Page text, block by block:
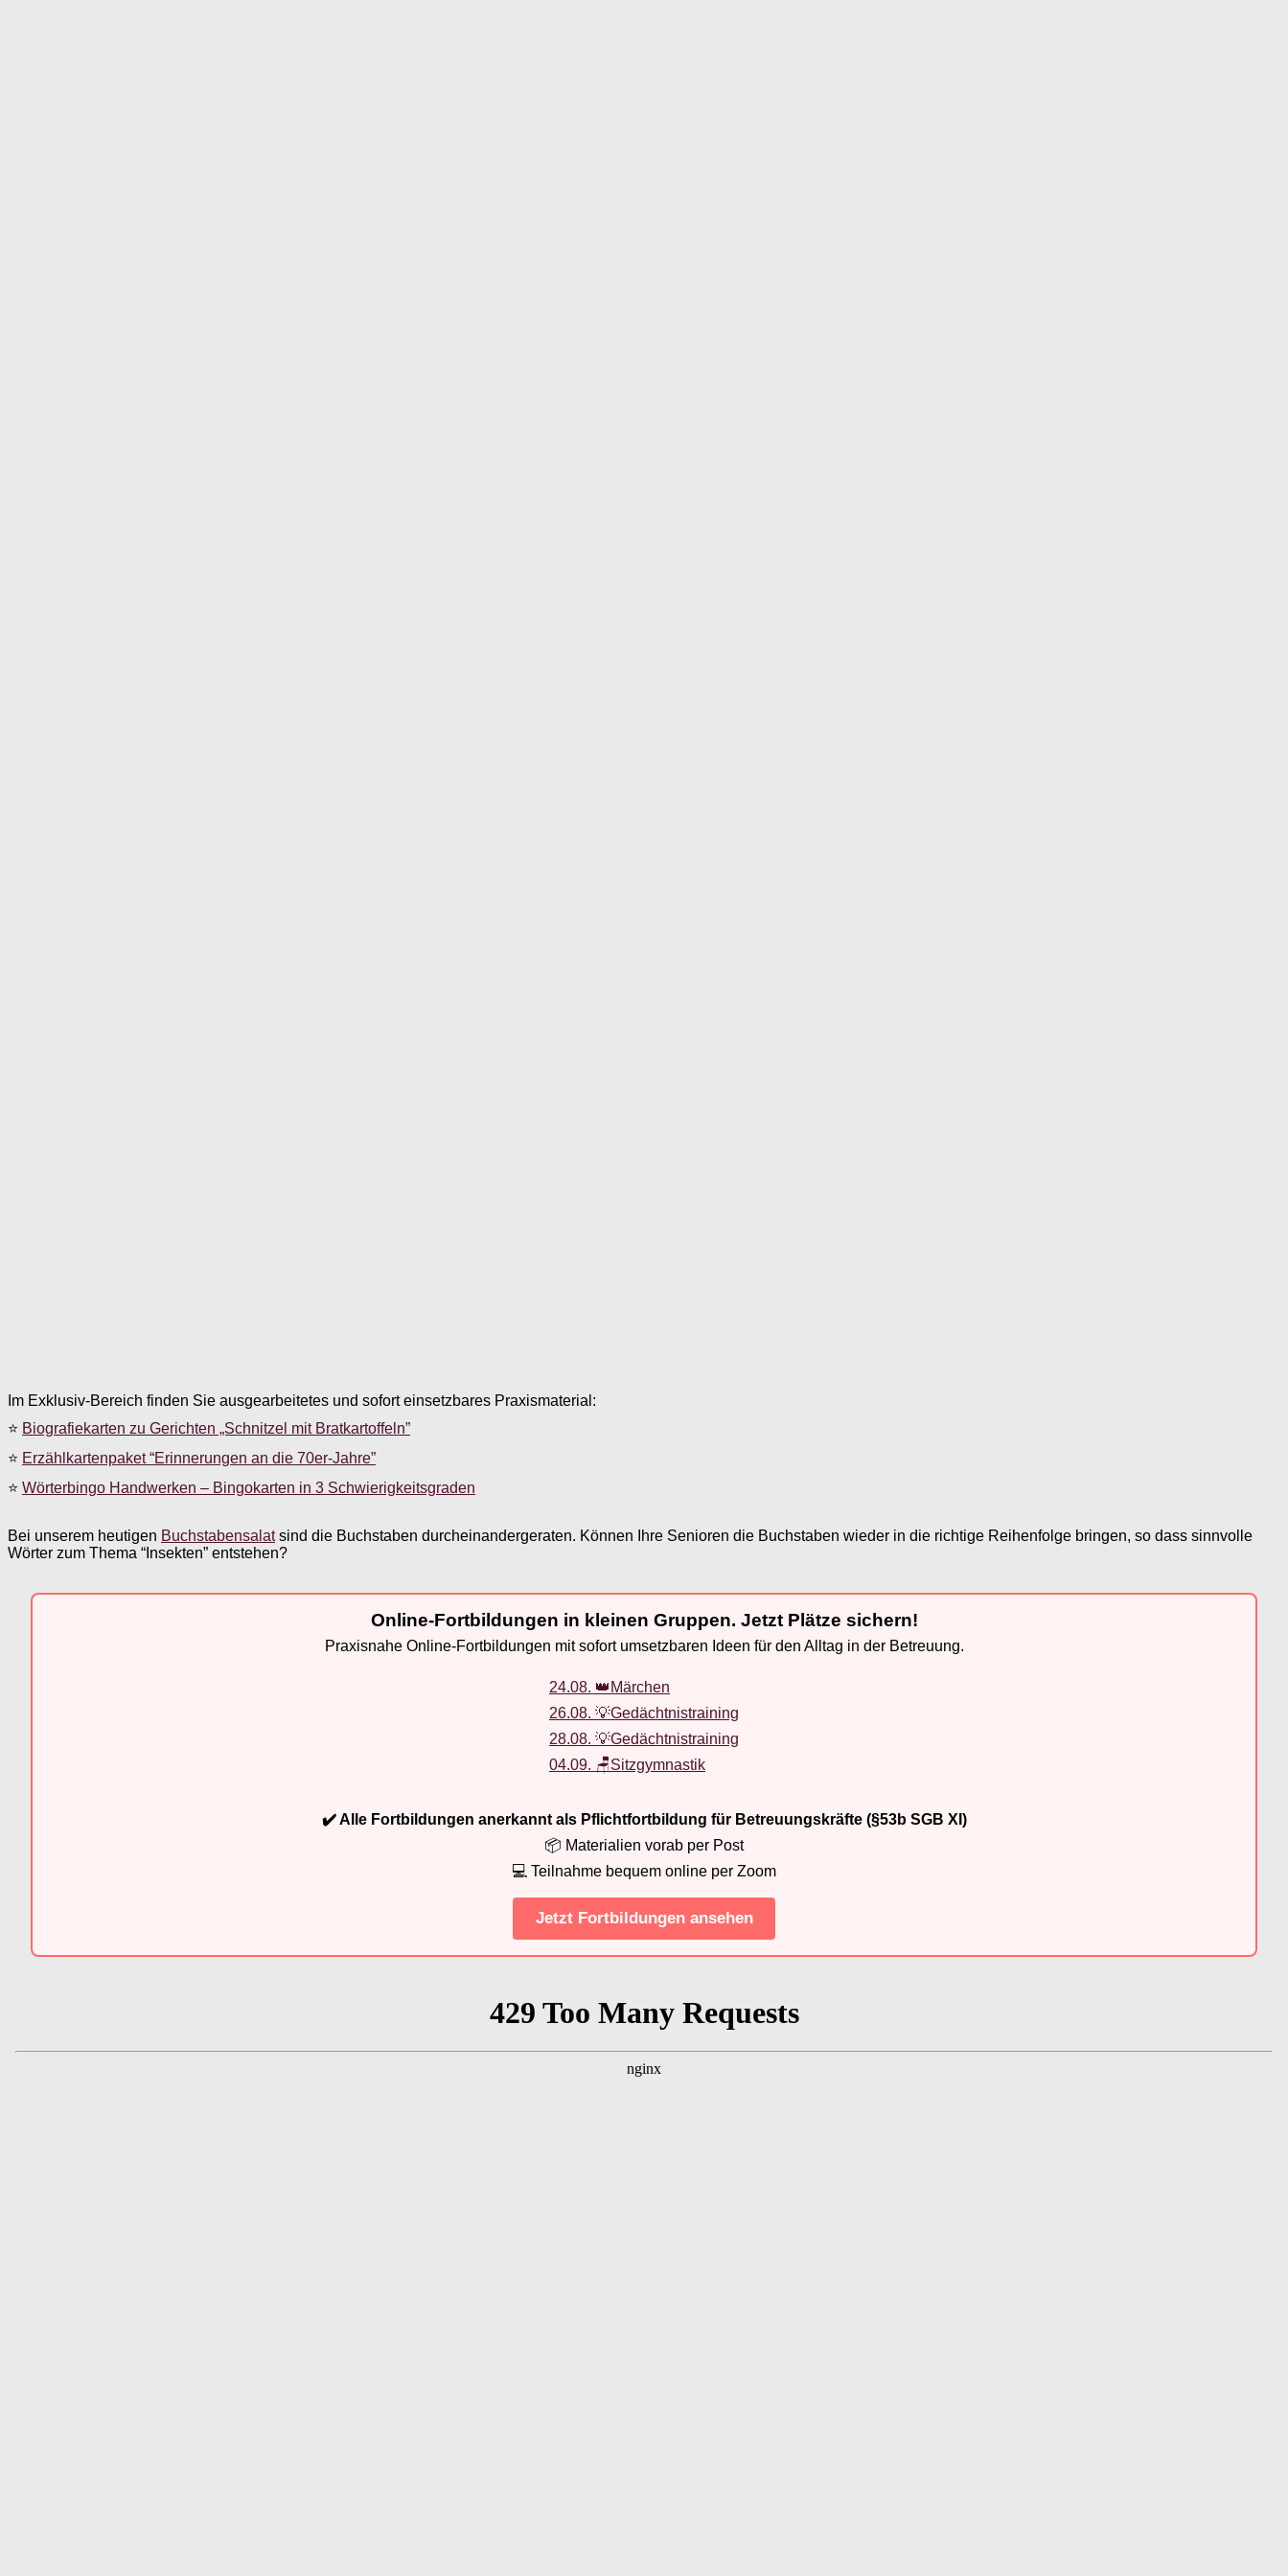
Im Exklusiv-Bereich finden Sie ausgearbeitetes und sofort einsetzbares Praxismaterial:
⭐ Biografiekarten zu Gerichten „Schnitzel mit Bratkartoffeln”
⭐ Erzählkartenpaket “Erinnerungen an die 70er-Jahre”
⭐ Wörterbingo Handwerken – Bingokarten in 3 Schwierigkeitsgraden
Bei unserem heutigen Buchstabensalatsind die Buchstaben durcheinandergeraten. Können Ihre Senioren die Buchstaben wieder in die richtige Reihenfolge bringen, so dass sinnvolle
Wörter zum Thema “Insekten” entstehen?
Online-Fortbildungen in kleinen Gruppen. Jetzt Plätze sichern!
Praxisnahe Online-Fortbildungen mit sofort umsetzbaren Ideen für den Alltag in der Betreuung.
24.08. 👑Märchen
26.08. 💡Gedächtnistraining
28.08. 💡Gedächtnistraining
04.09. 🪑Sitzgymnastik
✔️ Alle Fortbildungen anerkannt als Pflichtfortbildung für Betreuungskräfte (§53b SGB XI)
📦 Materialien vorab per Post
💻 Teilnahme bequem online per Zoom
Jetzt Fortbildungen ansehen